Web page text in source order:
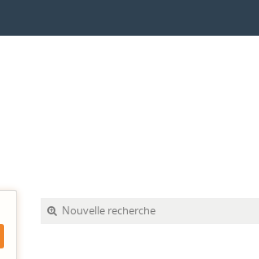
Nouvelle recherche